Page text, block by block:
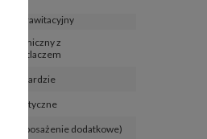
obieg grawitacyjny
elektroniczny z
wyświetlaczem
w standardzie
automatyczne
tak (wyposażenie dodatkowe)